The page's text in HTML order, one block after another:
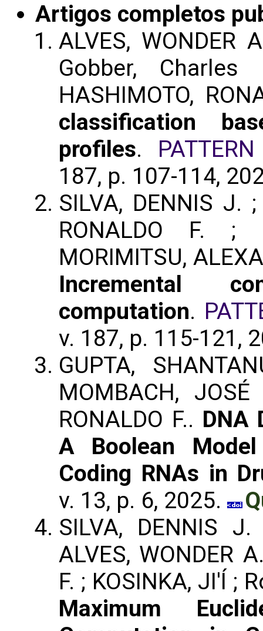
Artigos completos
ALVES, WONDER
Gobber,
HASHIMOTO,
classification
profiles.
187, p. 107-114,
SILVA, DENNIS J.
RONALDO F. ;
MORIMITSU,
Incremental
computation.
v. 187, p. 115-121,
GUPTA,
MOMBACH,
RONALDO F.. DNA
A Boolean
Coding RNAs in
v. 13, p. 6, 2025.
SILVA, DENNIS
ALVES, WONDER
F. ; KOSINKA, JI'Í ;
Maximum